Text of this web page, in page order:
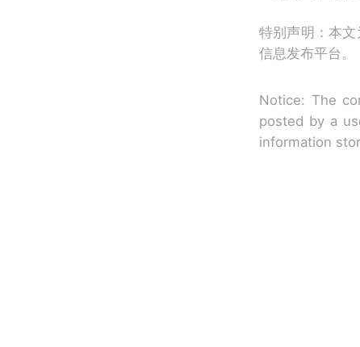
特别声明：本
信息发布平台。
Notice: The
posted by a
information